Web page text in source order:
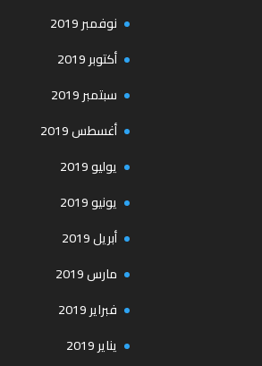
نوفمبر 2019
أكتوبر 2019
سبتمبر 2019
أغسطس 2019
يوليو 2019
يونيو 2019
أبريل 2019
مارس 2019
فبراير 2019
يناير 2019